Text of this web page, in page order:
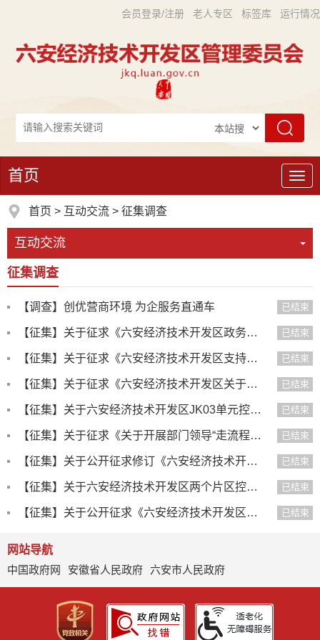
会员登录/注册 老人专区 标签库 运行情况
导
航
首页
首页 > 互动交流 > 征集调查
互动交流
征集调查
【调查】创优营商环境 为企服务直通车 已结束
【征集】关于征求《六安经济技术开发区政务信息化项目管理办法(征求意见稿)》意见建议的公告 已结束
【征集】关于征求《六安经济技术开发区支持建筑业高质量发展的暂行办法》（征求意见稿）意见 的公告 已结束
【征集】关于征求《六安经济技术开发区关于支持企业（民营经济）高质量发展的十条措施》意见的公告 已结束
【征集】关于六安经济技术开发区JK03单元控制性详细规划方案的批前公示 已结束
【征集】关于征求《关于开展部门领导“走流程、坐窗口、优服务”活动的通知（征求意见稿）》意见的公告 已结束
【征集】关于公开征求修订《六安经济技术开发区推动质量强区奖励扶持若干规定》意见的通知 已结束
【征集】关于六安经济技术开发区两个片区控制性详细规划方案的批前公示 已结束
【征集】关于公开征求《六安经济技术开发区企业上市挂牌 奖励办法》（征求意见稿）意见的公告 已结束
网站导航
中国政府网
安徽省人民政府 六安市人民政府